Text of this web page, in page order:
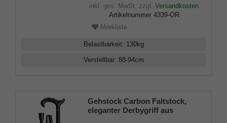
inkl. ges. MwSt. zzgl. Versandkosten
Artikelnummer 4339-OR
Merkliste
Belastbarkeit: 130kg
Verstellbar: 88-94cm
Gehstock Carbon Faltstock,
eleganter Derbygriff aus